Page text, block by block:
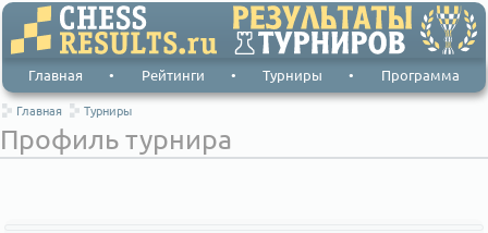
Главная • Рейтинги • Турниры • Программа
Главная Турниры
Профиль турнира